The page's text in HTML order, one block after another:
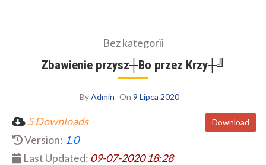
Bez kategorii
Zbawienie przysz┼Вo przez Krzy┼╝
ByAdmin On 9 Lipca 2020
Download
5 Downloads
Version: 1.0
Last Updated: 09-07-2020 18:28